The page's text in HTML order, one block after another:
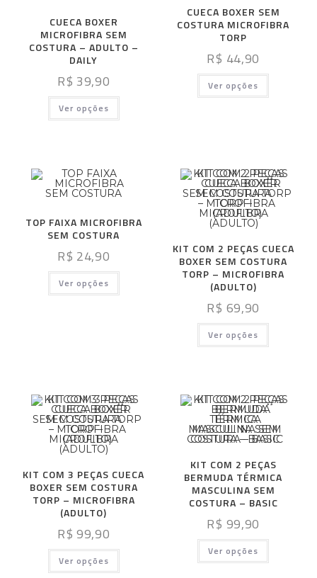
CUECA BOXER
MICROFIBRA SEM
COSTURA – ADULTO –
DAILY
R$ 39,90
Ver opções
CUECA BOXER SEM
COSTURA MICROFIBRA
TORP
R$ 44,90
Ver opções
TOP FAIXA MICROFIBRA
SEM COSTURA
R$ 24,90
Ver opções
KIT COM 2 PEÇAS CUECA
BOXER SEM COSTURA
TORP – MICROFIBRA
(ADULTO)
R$ 69,90
Ver opções
KIT COM 3 PEÇAS CUECA
BOXER SEM COSTURA
TORP – MICROFIBRA
(ADULTO)
R$ 99,90
Ver opções
KIT COM 2 PEÇAS
BERMUDA TÉRMICA
MASCULINA SEM
COSTURA – BASIC
R$ 99,90
Ver opções